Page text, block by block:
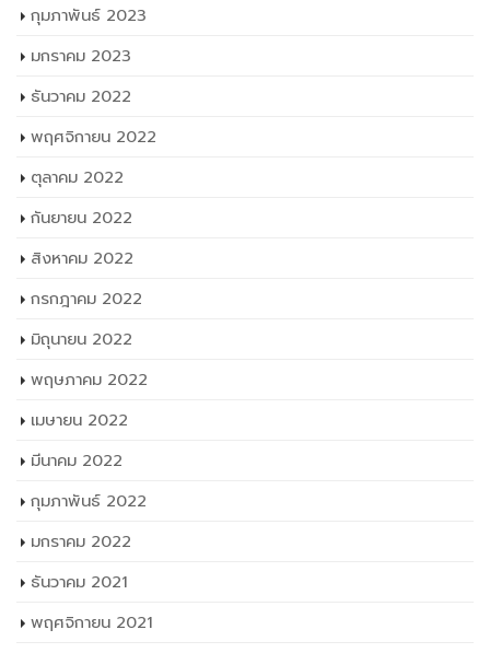
กุมภาพันธ์ 2023
มกราคม 2023
ธันวาคม 2022
พฤศจิกายน 2022
ตุลาคม 2022
กันยายน 2022
สิงหาคม 2022
กรกฎาคม 2022
มิถุนายน 2022
พฤษภาคม 2022
เมษายน 2022
มีนาคม 2022
กุมภาพันธ์ 2022
มกราคม 2022
ธันวาคม 2021
พฤศจิกายน 2021